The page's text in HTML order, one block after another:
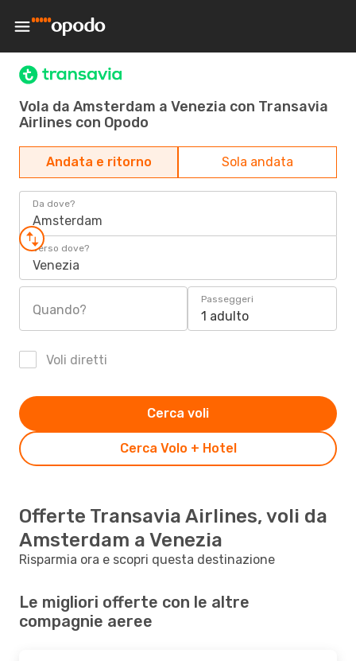
Vola da Amsterdam a Venezia con Transavia
Airlines con Opodo
Andata e ritorno Sola andata
Da dove?
Amsterdam
Verso dove?
Venezia
Quando?
Passeggeri
1 adulto
Voli diretti
Cerca Volo + Hotel
Cerca voli
Offerte Transavia Airlines, voli da
Amsterdam a Venezia
Risparmia ora e scopri questa destinazione
Le migliori offerte con le altre
compagnie aeree